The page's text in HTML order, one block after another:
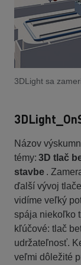
3DLight sa
Názov
témy: 3D tlač
stavbe .
ďalší vývoj
vidíme veľký
spája niekoľko
kľúčové: tlač
udržateľnosť.
veľmi dôležité